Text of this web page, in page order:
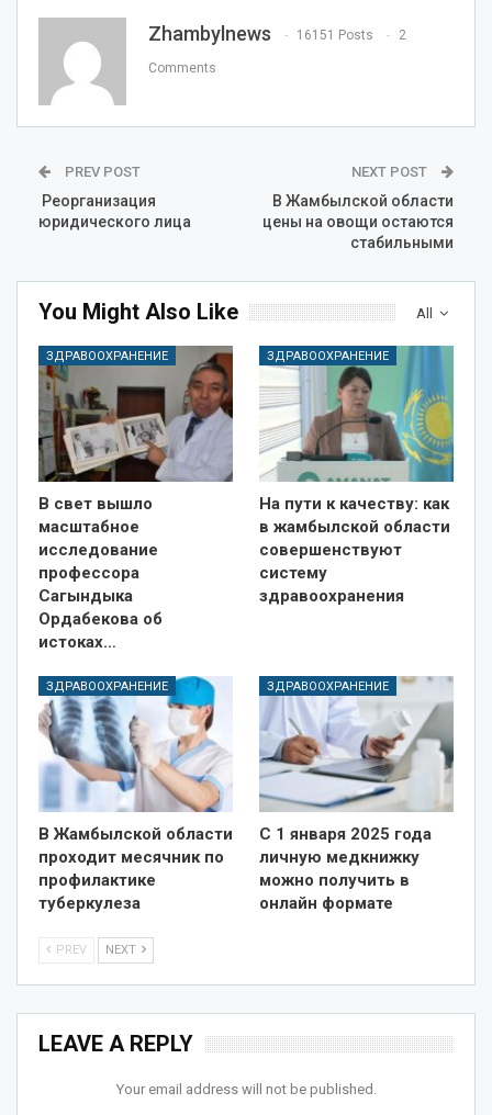
Zhambylnews 16151 Posts 2
Comments
PREV POST
Реорганизация
юридического лица
NEXT POST
В Жамбылской области
цены на овощи остаются
стабильными
All
You Might Also Like
ЗДРАВООХРАНЕНИЕ
В свет вышло
масштабное
исследование
профессора
Сагындыка
Ордабекова об
истоках…
ЗДРАВООХРАНЕНИЕ
На пути к качеству: как
в жамбылской области
совершенствуют
систему
здравоохранения
ЗДРАВООХРАНЕНИЕ
В Жамбылской области
проходит месячник по
профилактике
туберкулеза
ЗДРАВООХРАНЕНИЕ
С 1 января 2025 года
личную медкнижку
можно получить в
онлайн формате
PREV NEXT
LEAVE A REPLY
Your email address will not be published.